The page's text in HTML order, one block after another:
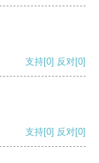
支持[0] 反对[0]
支持[0] 反对[0]